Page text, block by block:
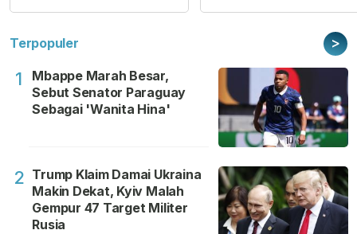
Terpopuler >
1
Mbappe Marah Besar,
Sebut Senator Paraguay
Sebagai 'Wanita Hina'
2 Trump Klaim Damai Ukraina
Makin Dekat, Kyiv Malah
Gempur 47 Target Militer
Rusia